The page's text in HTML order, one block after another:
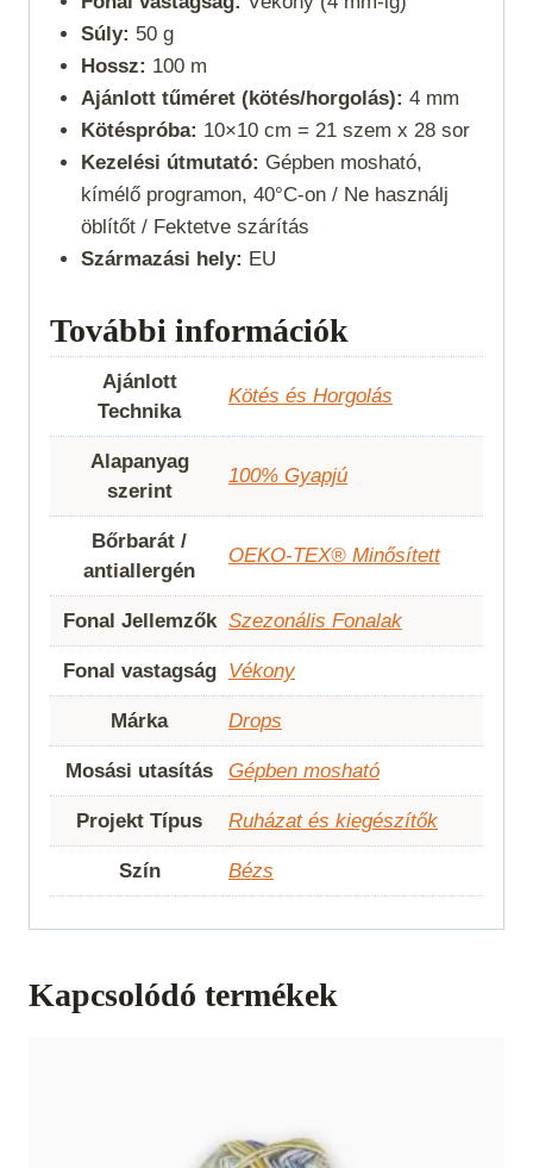
Súly: 50 g
Hossz: 100 m
Ajánlott tűméret (kötés/horgolás): 4 mm
Kötéspróba: 10×10 cm = 21 szem x 28 sor
Kezelési útmutató: Gépben mosható,
kímélő programon, 40°C-on / Ne használj
öblítőt / Fektetve szárítás
Származási hely: EU
További információk
Ajánlott
Technika
Kötés és Horgolás
Alapanyag
szerint
100% Gyapjú
Bőrbarát /
antiallergén
OEKO-TEX® Minősített
Fonal Jellemzők Szezonális Fonalak
Fonal vastagság Vékony
Márka Drops
Mosási utasítás Gépben mosható
Projekt Típus Ruházat és kiegészítők
Szín Bézs
Kapcsolódó termékek